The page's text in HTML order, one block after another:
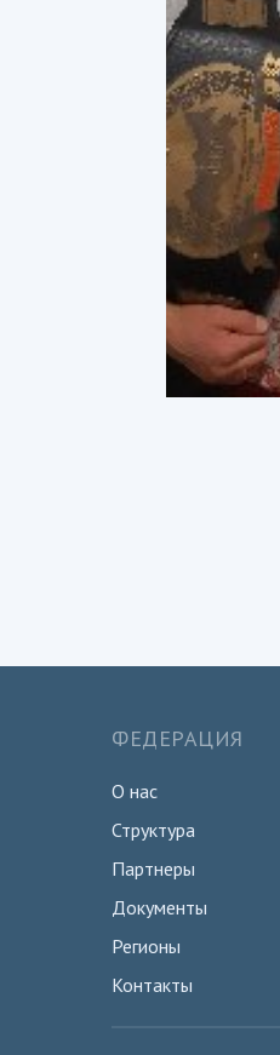
ФЕДЕРАЦИЯ
О нас
Структура
Партнеры
Документы
Регионы
Контакты